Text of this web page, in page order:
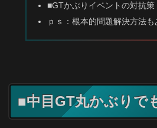
■GTかぶりイベントの対抗策
ｐｓ：根本的問題解決方法も
■中目GT丸かぶりで